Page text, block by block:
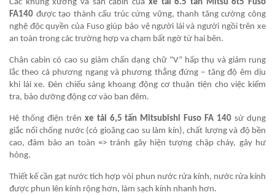
Các khung xương và sàn cabin của xe tải 6.5 tấn Mitsu 6t5 Fuso
FA140 được tạo thành cấu trúc cứng vững, thanh tăng cường công
nghệ độc quyền của Fuso giúp bảo vệ người lái và người ngồi trên xe
an toàn trong các trường hợp va chạm bất ngờ từ hai bên.
Chân cabin có cao su giảm chấn dạng chữ “V” hấp thụ và giảm rung
lắc theo cả phương ngang và phương thẳng đứng – tăng độ êm dịu
khi lái xe. Đèn chiếu sáng khoang động cơ thuận tiện cho việc kiểm
tra, bảo dưỡng động cơ vào ban đêm.
Hệ thống điện trên xe tải 6,5 tấn Mitsubishi Fuso FA 140 sử dụng
giắc nối chống nước (có gioăng cao su làm kín), chất lượng và độ bền
cao, đảm bảo an toàn => tránh gây hiện tượng chập cháy, gây hư
hỏng.
Thiết kế cần gạt nước tích hợp vòi phun nước rửa kính, nước rửa kính
được phun lên kính rộng hơn, làm sạch kính nhanh hơn.